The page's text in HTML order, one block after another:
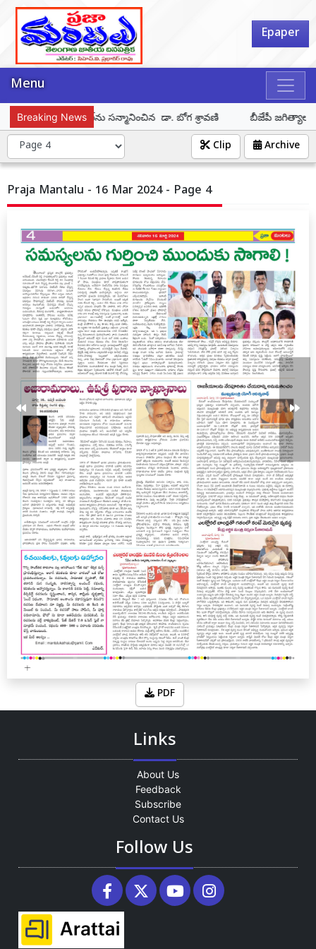
Epaper
Menu
Breaking News
కిరణ్ కుమార్‌ను సన్మానించిన డా. బోగ శ్రావణి బీజేపీ జగిత్యాల
Archive
Clip
Praja Mantalu - 16 Mar 2024 - Page 4
PDF
Links
About Us
Feedback
Subscribe
Contact Us
Follow Us